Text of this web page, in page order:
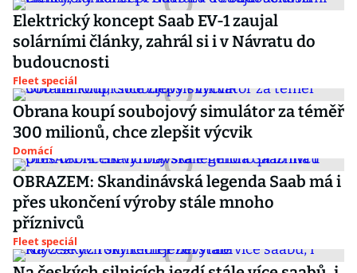
Elektrický koncept Saab EV-1 zaujal
solárními články, zahrál si i v Návratu do
budoucnosti
Fleet speciál
Obrana koupí soubojový simulátor za téměř
300 milionů, chce zlepšit výcvik
Domácí
OBRAZEM: Skandinávská legenda Saab má i
přes ukončení výroby stále mnoho
příznivců
Fleet speciál